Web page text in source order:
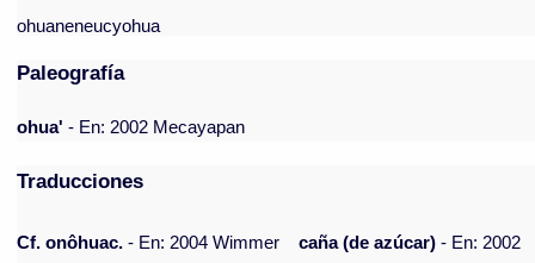
ohuaneneucyohua
Paleografía
ohua' - En: 2002 Mecayapan
Traducciones
Cf. onôhuac. - En: 2004 Wimmer caña (de azúcar) - En: 2002